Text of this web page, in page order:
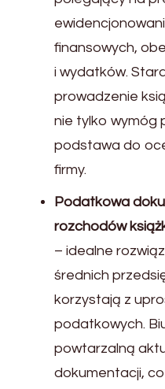
finansowych,
i wydatków.
prowadzenie
nie tylko wymóg
podstawa do
firmy.
Podatkowa
rozchodów
– idealne
średnich
korzystają z
podatkowych.
powtarzalną
dokumentacji,